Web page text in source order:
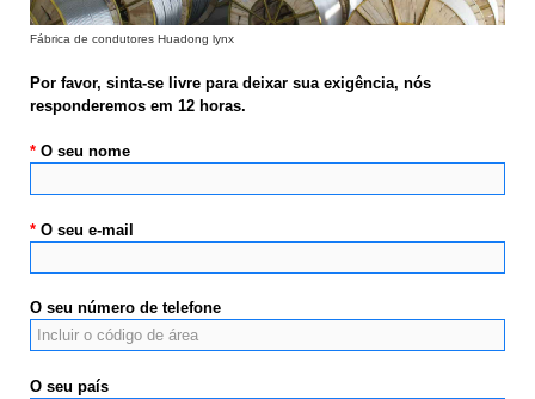
Fábrica de condutores Huadong lynx
Por favor, sinta-se livre para deixar sua exigência, nós
responderemos em 12 horas.
* O seu nome
* O seu e-mail
O seu número de telefone
O seu país